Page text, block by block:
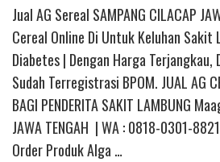
Jual AG Sereal SAMPANG CILACAP
Cereal Online Di Untuk Keluhan
Diabetes | Dengan Harga
Sudah Terregistrasi BPOM. JUAL AG
BAGI PENDERITA SAKIT LAMBUNG
JAWA TENGAH | WA : 0818-0301-
Order Produk Alga …